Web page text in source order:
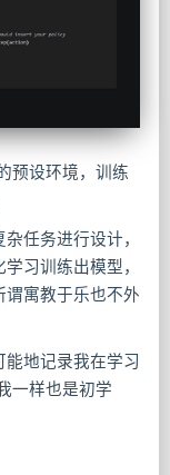
预设环境，训练
任务进行设计，
习训练出模型，
谓寓教于乐也不外
地记录我在学习
一样也是初学